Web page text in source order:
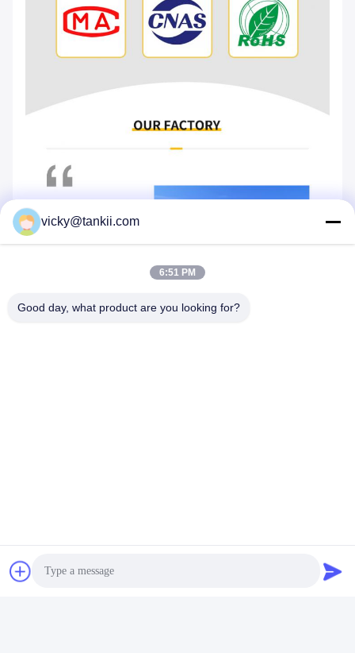
vicky@tankii.com
6:51 PM
Good day, what product are you looking for?